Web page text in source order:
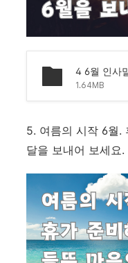
1.64MB
5. 여름의 시작 6월.
달을 보내어 보세요.